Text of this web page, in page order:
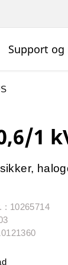
Support
1
: 10265714